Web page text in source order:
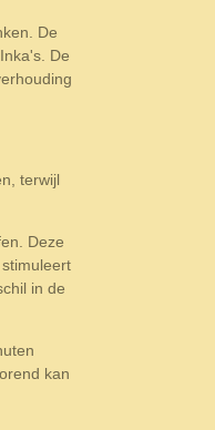
De
De
terwijl
Deze
in de
kan